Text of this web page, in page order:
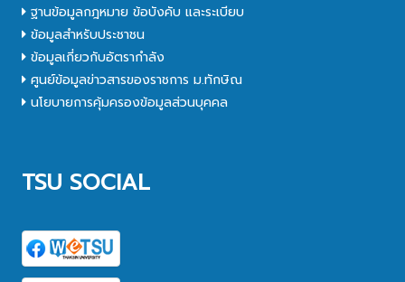
ฐานข้อมูลกฎหมาย ข้อบังคับ และระเบียบ
ข้อมูลสำหรับประชาชน
ข้อมูลเกี่ยวกับอัตรากำลัง
ศูนย์ข้อมูลข่าวสารของราชการ ม.ทักษิณ
นโยบายการคุ้มครองข้อมูลส่วนบุคคล
TSU SOCIAL